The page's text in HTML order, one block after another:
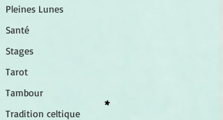
Pleines Lunes
Santé
Stages
Tarot
Tambour
Tradition celtique
*